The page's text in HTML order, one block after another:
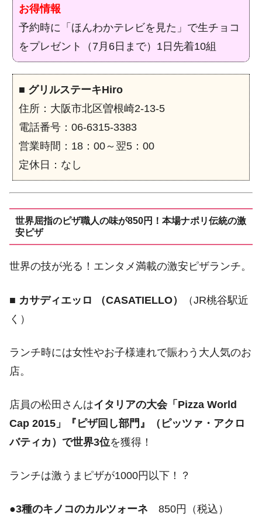
お得情報
予約時に「ほんわかテレビを見た」で生チョコ
をプレゼント（7月6日まで）1日先着10組
■ グリルステーキHiro
住所：大阪市北区曽根崎2-13-5
電話番号：06-6315-3383
営業時間：18：00～翌5：00
定休日：なし
世界屈指のピザ職人の味が850円！本場ナポリ伝統の激
安ピザ
世界の技が光る！エンタメ満載の激安ピザランチ。
■ カサディエッロ （CASATIELLO）
（JR桃谷駅近
く）
ランチ時には女性やお子様連れで賑わう大人気のお
店。
店員の松田さんはイタリアの大会「Pizza World
Cap 2015」『ピザ回し部門』（ピッツァ・アクロ
バティカ）で世界3位を獲得！
ランチは激うまピザが1000円以下！？
●3種のキノコのカルツォーネ 850円（税込）